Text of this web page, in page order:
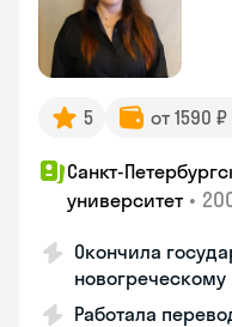
5 от 1590
Санкт-
университет •
Окончила
новогреческому
Работала